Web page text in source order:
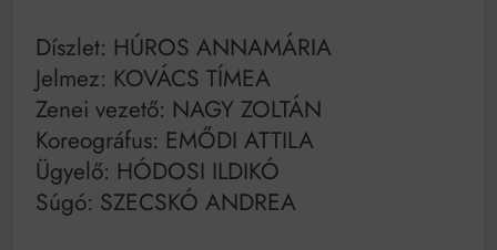
Díszlet: HÚROS ANNAMÁRIA
Jelmez: KOVÁCS TÍMEA
Zenei vezető: NAGY ZOLTÁN
Koreográfus: EMŐDI ATTILA
Ügyelő: HÓDOSI ILDIKÓ
Súgó: SZECSKÓ ANDREA